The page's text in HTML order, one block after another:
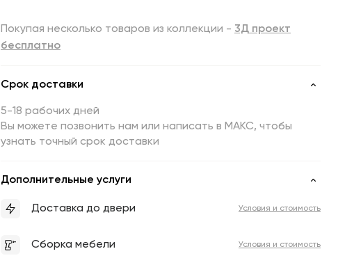
Покупая несколько товаров из коллекции - 3Д проект
бесплатно
Срок доставки
5-18 рабочих дней
Вы можете позвонить нам или написать в МАКС, чтобы
узнать точный срок доставки
Дополнительные услуги
Доставка до двери Условия и стоимость
Сборка мебели Условия и стоимость